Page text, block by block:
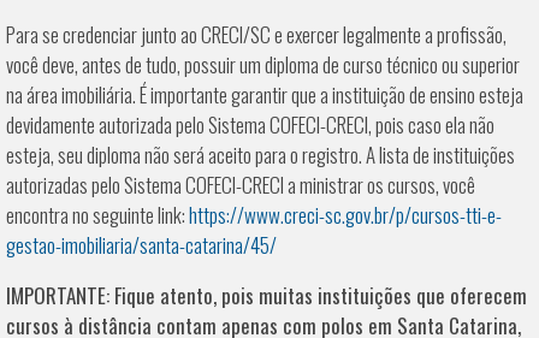
Para se credenciar junto ao CRECI/SC e exercer legalmente a profissão,
você deve, antes de tudo, possuir um diploma de curso técnico ou superior
na área imobiliária. É importante garantir que a instituição de ensino esteja
devidamente autorizada pelo Sistema COFECI-CRECI, pois caso ela não
esteja, seu diploma não será aceito para o registro. A lista de instituições
autorizadas pelo Sistema COFECI-CRECI a ministrar os cursos, você
encontra no seguinte link:https://www.creci-sc.gov.br/p/cursos-tti-e-
gestao-imobiliaria/santa-catarina/45/
IMPORTANTE: Fique atento, pois muitas instituições que oferecem
cursos à distância contam apenas com polos em Santa Catarina,